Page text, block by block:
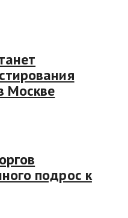
Москве
подрос к